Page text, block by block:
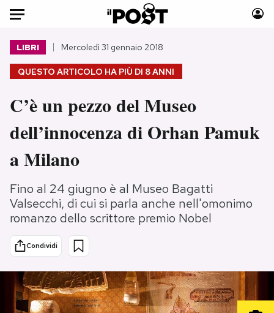
Auto
HOME
Italia
Politica
Tecnologia
Scienza
Cultura
Sport
Moda
Consumismi
Media
Europa
PODCAST
QUESTO ARTICOLO HA PIÙ DI 8 ANNI
LIBRI Mercoledì 31 gennaio 2018
C’è un pezzo del Museo
dell’innocenza di Orhan Pamuk
a Milano
Fino al 24 giugno è al Museo Bagatti
Valsecchi, di cui si parla anche nell'omonimo
romanzo dello scrittore premio Nobel
Condividi